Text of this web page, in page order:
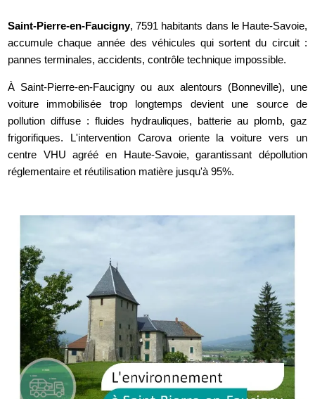
Saint-Pierre-en-Faucigny, 7591 habitants dans le Haute-Savoie,
accumule chaque année des véhicules qui sortent du circuit :
pannes terminales, accidents, contrôle technique impossible.
À Saint-Pierre-en-Faucigny ou aux alentours (Bonneville), une
voiture immobilisée trop longtemps devient une source de
pollution diffuse : fluides hydrauliques, batterie au plomb, gaz
frigorifiques. L'intervention Carova oriente la voiture vers un
centre VHU agréé en Haute-Savoie, garantissant dépollution
réglementaire et réutilisation matière jusqu'à 95%.